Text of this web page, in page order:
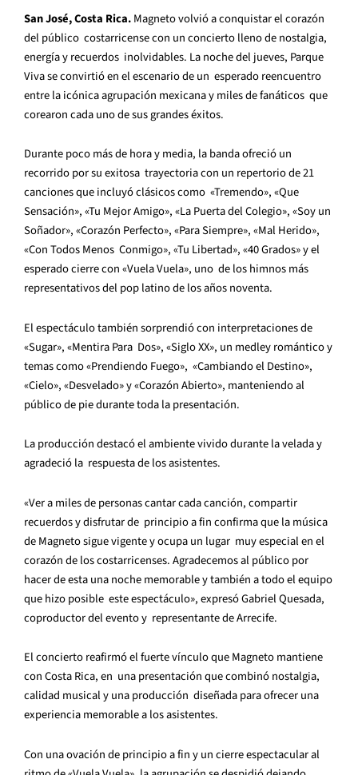
San José, Costa Rica.Magneto volvió a conquistar el corazón
del público costarricense con un concierto lleno de nostalgia,
energía y recuerdos inolvidables. La noche del jueves, Parque
Viva se convirtió en el escenario de un esperado reencuentro
entre la icónica agrupación mexicana y miles de fanáticos que
corearon cada uno de sus grandes éxitos.
Durante poco más de hora y media, la banda ofreció un
recorrido por su exitosa trayectoria con un repertorio de 21
canciones que incluyó clásicos como «Tremendo», «Que
Sensación», «Tu Mejor Amigo», «La Puerta del Colegio», «Soy un
Soñador», «Corazón Perfecto», «Para Siempre», «Mal Herido»,
«Con Todos Menos Conmigo», «Tu Libertad», «40 Grados» y el
esperado cierre con «Vuela Vuela», uno de los himnos más
representativos del pop latino de los años noventa.
El espectáculo también sorprendió con interpretaciones de
«Sugar», «Mentira Para Dos», «Siglo XX», un medley romántico y
temas como «Prendiendo Fuego», «Cambiando el Destino»,
«Cielo», «Desvelado» y «Corazón Abierto», manteniendo al
público de pie durante toda la presentación.
La producción destacó el ambiente vivido durante la velada y
agradeció la respuesta de los asistentes.
«Ver a miles de personas cantar cada canción, compartir
recuerdos y disfrutar de principio a fin confirma que la música
de Magneto sigue vigente y ocupa un lugar muy especial en el
corazón de los costarricenses. Agradecemos al público por
hacer de esta una noche memorable y también a todo el equipo
que hizo posible este espectáculo», expresó Gabriel Quesada,
coproductor del evento y representante de Arrecife.
El concierto reafirmó el fuerte vínculo que Magneto mantiene
con Costa Rica, en una presentación que combinó nostalgia,
calidad musical y una producción diseñada para ofrecer una
experiencia memorable a los asistentes.
Con una ovación de principio a fin y un cierre espectacular al